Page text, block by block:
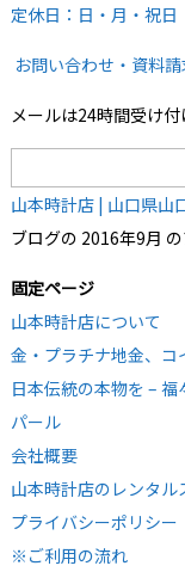
定休日：日・月・祝日
お問い合わせ・資料請
メールは24時間受け付
索:
山本時計店 | 山口県山
ブログの 2016年9月
固定ページ
山本時計店について
金・プラチナ地金、コ
日本伝統の本物を – 福
パール
会社概要
山本時計店のレンタル
プライバシーポリシー
※ご利用の流れ